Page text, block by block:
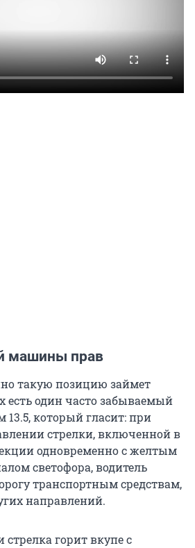
машины прав
такую позицию займет
один часто забываемый
который гласит: при
стрелки, включенной в
одновременно с желтым
светофора, водитель
транспортным средствам,
направлений.
стрелка горит вкупе с